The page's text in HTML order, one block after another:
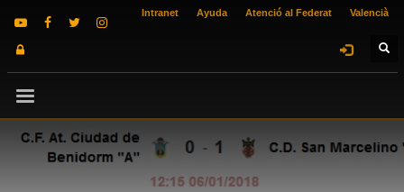
Intranet Ayuda Atenció al Federat Valencià